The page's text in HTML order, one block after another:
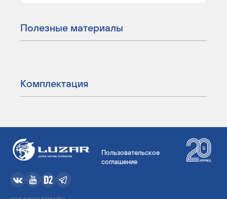
Полезные материалы
Комплектация
Пользовательское
соглашение